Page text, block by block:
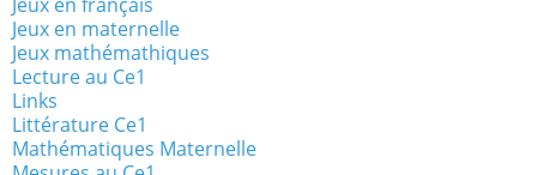
Jeux en maternelle
Jeux mathémathiques
Lecture au Ce1
Links
Littérature Ce1
Mathématiques Maternelle